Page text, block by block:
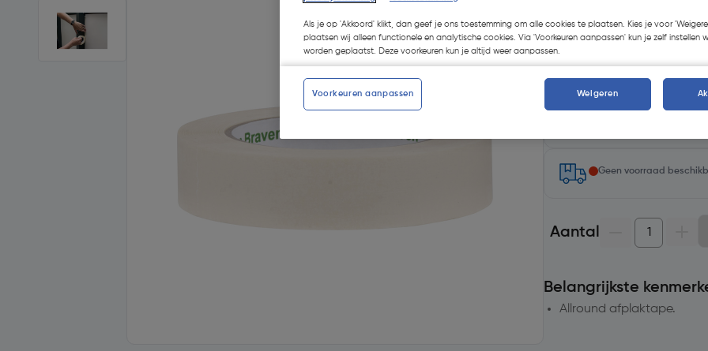
Selecteer winkel - Bekijk
Geen voorraad
Aantal
Belangrijkste
Allround afplaktape.
Als je op 'Akkoord' klikt, dan geef je ons toestemming om alle cookies te plaatsen. Kies je voor
plaatsen wij alleen functionele en analytische cookies. Via 'Voorkeuren aanpassen' kun je zelf instellen
worden geplaatst. Deze voorkeuren kun je altijd weer aanpassen.
Voorkeuren aanpassen Weigeren